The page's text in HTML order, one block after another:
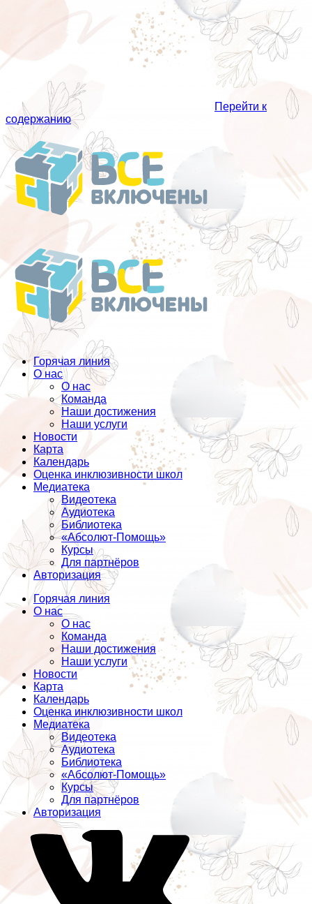
Перейти к
содержанию
Горячая линия
О нас
О нас
Команда
Наши достижения
Наши услуги
Новости
Карта
Календарь
Оценка инклюзивности школ
Медиатека
Видеотека
Аудиотека
Библиотека
«Абсолют-Помощь»
Курсы
Для партнёров
Авторизация
Горячая линия
О нас
О нас
Команда
Наши достижения
Наши услуги
Новости
Карта
Календарь
Оценка инклюзивности школ
Медиатека
Видеотека
Аудиотека
Библиотека
«Абсолют-Помощь»
Курсы
Для партнёров
Авторизация